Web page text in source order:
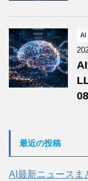
AI
最近の投稿
AI最新ニュースま